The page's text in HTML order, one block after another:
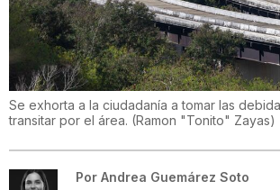
Se exhorta a la ciudadanía a tomar las
transitar por el área. (Ramon "Tonito" Zayas)
Por Andrea Guemárez Soto